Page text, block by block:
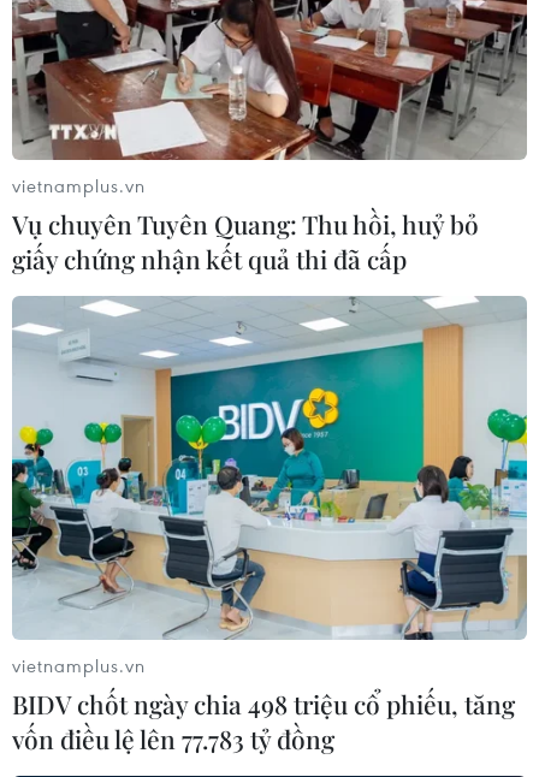
Đẩy nhanh tốc độ khám sức khỏe định kỳ,
tăng đầu tư cho y tế dự phòng
26/05/2026 11:44
Theo Thứ trưởng Bộ Y tế, kết quả tổng hợp bước đầu
cho thấy nhiều địa phương, đơn vị vẫn gặp khó khăn
khi triển khai thực tế việc khám sức khỏe định kỳ cho
người dân.
vietnamplus.vn
Vụ chuyên Tuyên Quang: Thu hồi, huỷ bỏ
giấy chứng nhận kết quả thi đã cấp
vietnamplus.vn
BIDV chốt ngày chia 498 triệu cổ phiếu, tăng
vốn điều lệ lên 77.783 tỷ đồng